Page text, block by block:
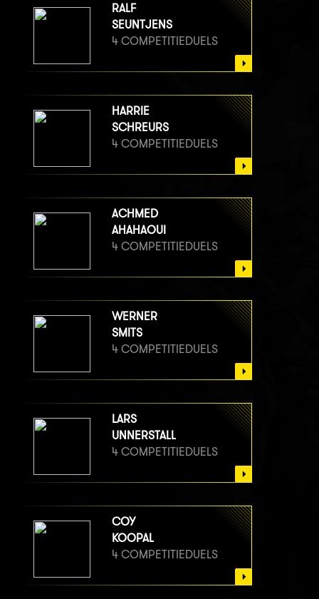
RALF
SEUNTJENS
4 COMPETITIEDUELS
HARRIE
SCHREURS
4 COMPETITIEDUELS
ACHMED
AHAHAOUI
4 COMPETITIEDUELS
WERNER
SMITS
4 COMPETITIEDUELS
LARS
UNNERSTALL
4 COMPETITIEDUELS
COY
KOOPAL
4 COMPETITIEDUELS